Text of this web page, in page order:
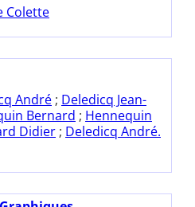
Colette
André ; Deledicq Jean-
Bernard ; Hennequin
Didier ; Deledicq André.